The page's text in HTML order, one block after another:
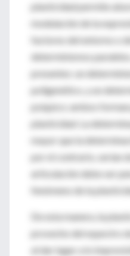
plasticidad permite
modulación de la
factores del entorno o
determinismos
presentes: un
poligenético, y un
psíquico; ambos
plasticidad. La
mayor que la
por el contrario, serían
articulación debe ser
fenómeno de la
De esta manera, la
provecho del espectro
al dar lugar a lo